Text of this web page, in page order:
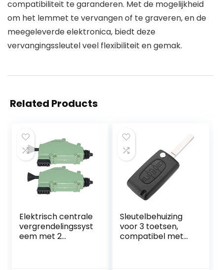
compatibiliteit te garanderen. Met de mogelijkheid
om het lemmet te vervangen of te graveren, en de
meegeleverde elektronica, biedt deze
vervangingssleutel veel flexibiliteit en gemak.
Related Products
Elektrisch centrale
vergrendelingssyst
eem met 2
Sleutelbehuizing
voor 3 toetsen,
compatibel met